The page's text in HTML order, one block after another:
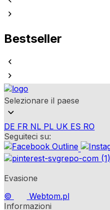
Bestseller
Selezionare il paese
DE FR NL PL UK ES RO
Seguiteci su:
Evasione
©
Webtom.pl
Informazioni